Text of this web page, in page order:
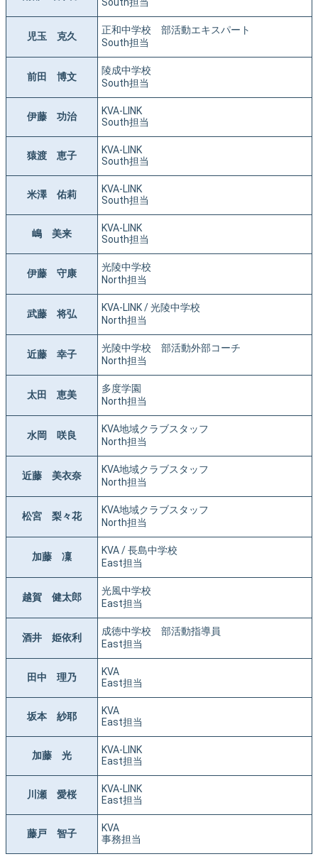
児玉 克久
正和中学校 部活動エキスパート
South担当
前田 博文
陵成中学校
South担当
伊藤 功治
KVA-LINK
South担当
猿渡 恵子
KVA-LINK
South担当
米澤 佑莉
KVA-LINK
South担当
嶋 美来
KVA-LINK
South担当
伊藤 守康
光陵中学校
North担当
武藤 将弘
KVA-LINK / 光陵中学校
North担当
近藤 幸子
光陵中学校 部活動外部コーチ
North担当
太田 恵美
多度学園
North担当
水岡 咲良
KVA地域クラブスタッフ
North担当
近藤 美衣奈
KVA地域クラブスタッフ
North担当
松宮 梨々花
KVA地域クラブスタッフ
North担当
加藤 凜
KVA / 長島中学校
East担当
越賀 健太郎
光風中学校
East担当
酒井 姫依利
成徳中学校 部活動指導員
East担当
田中 理乃
KVA
East担当
坂本 紗耶
KVA
East担当
加藤 光
KVA-LINK
East担当
川瀬 愛桜
KVA-LINK
East担当
藤戸 智子
KVA
事務担当